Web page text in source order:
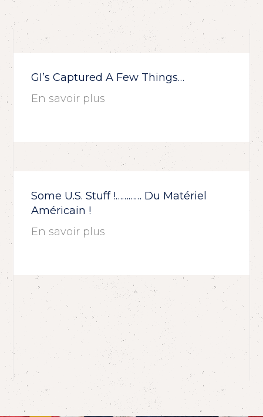
GI’s Captured A Few Things…
En savoir plus
Some U.S. Stuff !………… Du Matériel
Américain !
En savoir plus